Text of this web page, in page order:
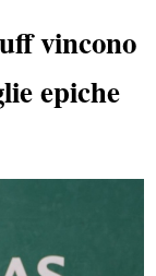
vincono
epiche